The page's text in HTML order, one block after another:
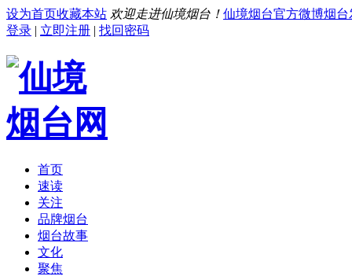
设为首页收藏本站 欢迎走进仙境烟台！ 仙境烟台官方微博烟台
登录 | 立即注册 | 找回密码
首页
速读
关注
品牌烟台
烟台故事
文化
聚焦